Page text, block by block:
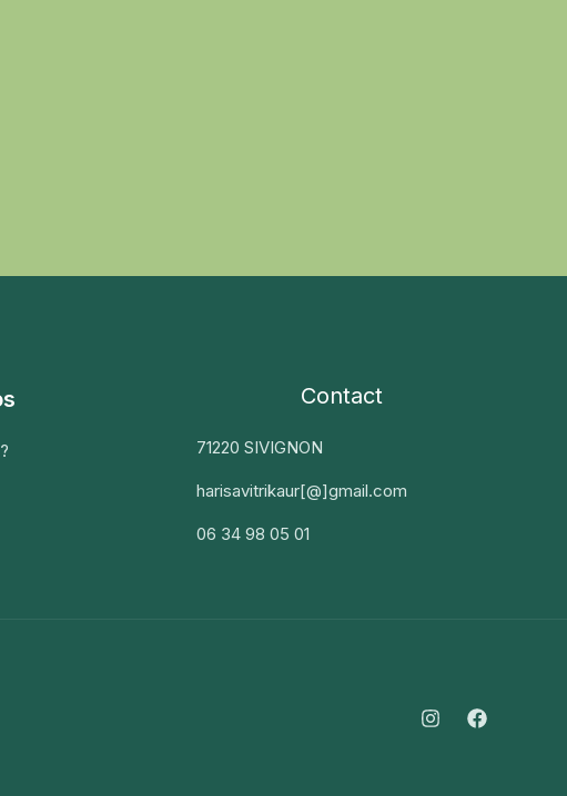
Contact
71220 SIVIGNON
harisavitrikaur[@]gmail.com
06 34 98 05 01